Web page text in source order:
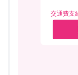
交通費支